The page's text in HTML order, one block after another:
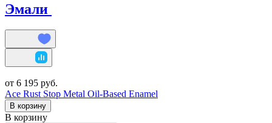
Эмали
от 6 195 руб.
Ace Rust Stop Metal Oil-Based Enamel
В корзину
В корзину